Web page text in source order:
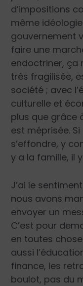
d’impositions
même
gouvernement
faire une
endoctriner, ça
très fragilisée,
société ; avec
culturelle et
plus que grâce
est méprisée.
s’effondre, y
y a la famille, il
J’ai le
nous avons
envoyer un
C’est pour
en toutes
aussi
finance, les
boulot, pas du